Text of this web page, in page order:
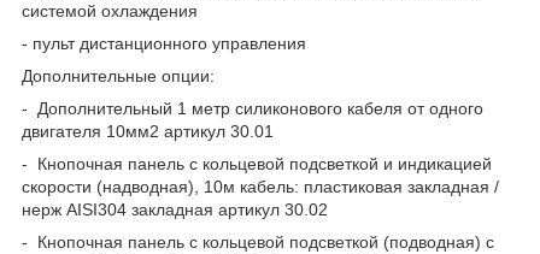
системой охлаждения
- пульт дистанционного управления
Дополнительные опции:
- Дополнительный 1 метр силиконового кабеля от одного
двигателя 10мм2 артикул 30.01
- Кнопочная панель с кольцевой подсветкой и индикацией
скорости (надводная), 10м кабель: пластиковая закладная /
нерж AISI304 закладная артикул 30.02
- Кнопочная панель с кольцевой подсветкой (подводная) с